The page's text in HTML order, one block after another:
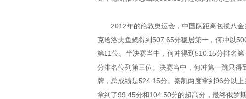
2012年的伦敦奥运会，中国队距离包揽八金
克哈洛夫鱼鳃得到507.65分稳居第一，何冲以
第11位。半决赛当中，何冲得到510.15分排名
分排名位列第三位。决赛当中，何冲第一跳只
牌，总成绩是524.15分。秦凯两度拿到96分以
拿到了99.45分和104.50分的超高分，最终俄罗